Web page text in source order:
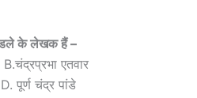
के लेखक हैं –
एतवार
चंद्र पांडे